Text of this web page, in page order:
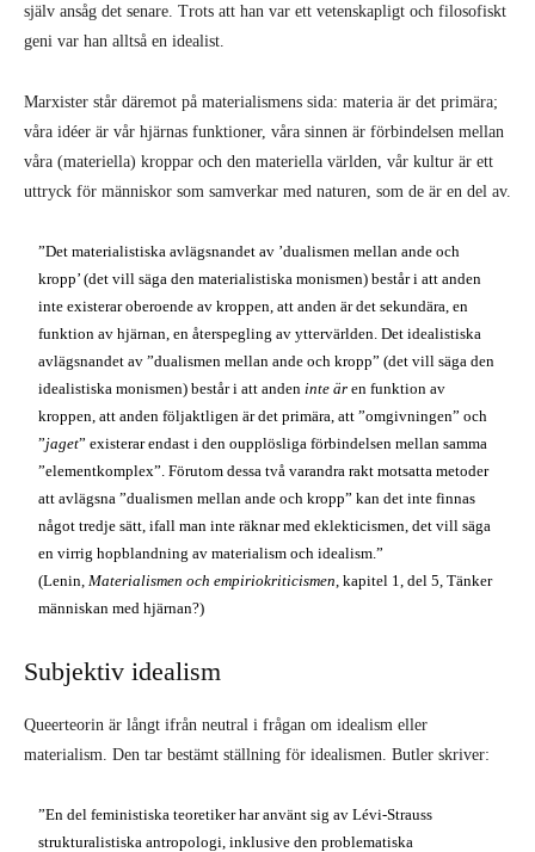
själv ansåg det senare. Trots att han var ett vetenskapligt och filosofiskt
geni var han alltså en idealist.
Marxister står däremot på materialismens sida: materia är det primära;
våra idéer är vår hjärnas funktioner, våra sinnen är förbindelsen mellan
våra (materiella) kroppar och den materiella världen, vår kultur är ett
uttryck för människor som samverkar med naturen, som de är en del av.
”Det materialistiska avlägsnandet av ’dualismen mellan ande och
kropp’ (det vill säga den materialistiska monismen) består i att anden
inte existerar oberoende av kroppen, att anden är det sekundära, en
funktion av hjärnan, en återspegling av yttervärlden. Det idealistiska
avlägsnandet av ”dualismen mellan ande och kropp” (det vill säga den
idealistiska monismen) består i att anden inte är en funktion av
kroppen, att anden följaktligen är det primära, att ”omgivningen” och
”jaget” existerar endast i den oupplösliga förbindelsen mellan samma
”elementkomplex”. Förutom dessa två varandra rakt motsatta metoder
att avlägsna ”dualismen mellan ande och kropp” kan det inte finnas
något tredje sätt, ifall man inte räknar med eklekticismen, det vill säga
en virrig hopblandning av materialism och idealism.”
(Lenin, Materialismen och empiriokriticismen , kapitel 1, del 5, Tänker
människan med hjärnan?)
Subjektiv idealism
Queerteorin är långt ifrån neutral i frågan om idealism eller
materialism. Den tar bestämt ställning för idealismen. Butler skriver:
”En del feministiska teoretiker har använt sig av Lévi-Strauss
strukturalistiska antropologi, inklusive den problematiska